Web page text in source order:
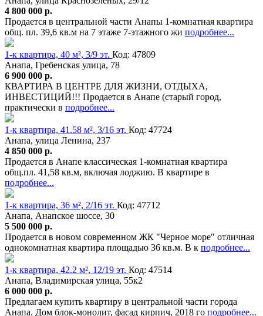
4 800 000 р.
Продается в центральной части Анапы 1-комнатная квартира
общ. пл. 39,6 кв.м на 7 этаже 7-этажного жи подробнее...
1-к квартира, 40 м², 3/9 эт. Код: 47809
Анапа, Гребенская улица, 78
6 900 000 р.
КВАРТИРА В ЦЕНТРЕ ДЛЯ ЖИЗНИ, ОТДЫХА,
ИНВЕСТИЦИЙ!!! Продается в Анапе (старый город,
практически в подробнее...
1-к квартира, 41.58 м², 3/16 эт. Код: 47724
Анапа, улица Ленина, 237
4 850 000 р.
Продается в Анапе классическая 1-комнатная квартира
общ.пл. 41,58 кв.м, включая лоджию. В квартире в
подробнее...
1-к квартира, 36 м², 2/16 эт. Код: 47712
Анапа, Анапское шоссе, 30
5 500 000 р.
Продается в новом современном ЖК "Черное море" отличная
однокомнатная квартира площадью 36 кв.м. В к подробнее...
1-к квартира, 42.2 м², 12/19 эт. Код: 47514
Анапа, Владимирская улица, 55к2
6 000 000 р.
Предлагаем купить квартиру в центральной части города
Анапа. Дом блок-монолит, фасад кирпич, 2018 го подробнее...